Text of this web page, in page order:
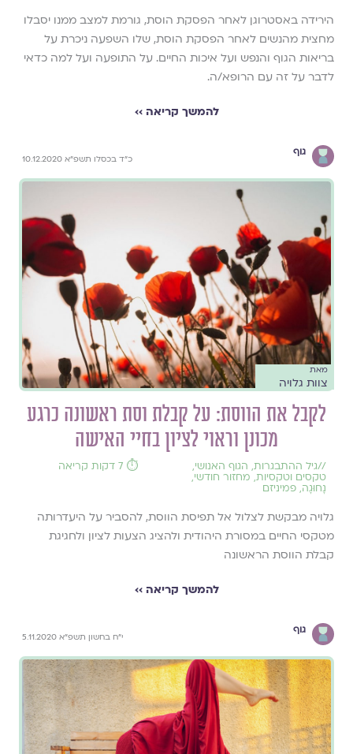
הירידה באסטרוגן לאחר הפסקת הוסת, גורמת למצב ממנו יסבלו
מחצית מהנשים לאחר הפסקת הוסת, שלו השפעה ניכרת על
בריאות הגוף והנפש ועל איכות החיים. על התופעה ועל למה כדאי
לדבר על זה עם הרופא/ה.
להמשך קריאה ››
גוף
כ״ד בכסלו תשפ״א 10.12.2020
מאת
צוות גלויה
לקבל את הווסת: על קבלת וסת ראשונה כרגע
מכונן וראוי לציון בחיי האישה
//גיל ההתבגרות, הגוף האנושי,
טקסים וטקסיות, מחזור חודשי,
נָחוּגָה, פמיניזם
⏱️ 7 דקות קריאה
גלויה מבקשת לצלול אל תפיסת הווסת, להסביר על היעדרותה
מטקסי החיים במסורת היהודית ולהציג הצעות לציון ולחגיגת
קבלת הווסת הראשונה
להמשך קריאה ››
גוף
י״ח בחשון תשפ״א 5.11.2020